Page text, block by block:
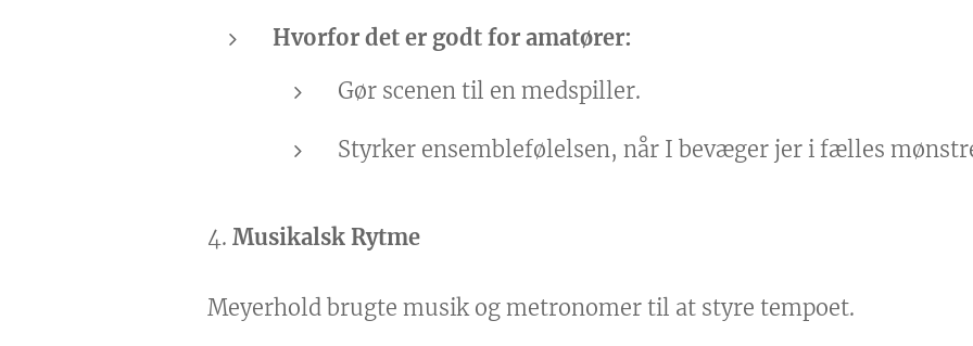
Hvorfor det er godt for amatører:
Gør scenen til en medspiller.
Styrker ensemblefølelsen, når I bevæger jer i fælles
4. Musikalsk Rytme
Meyerhold brugte musik og metronomer til at styre tempoet.